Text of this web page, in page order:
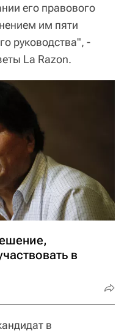
его правового
им пяти
руководства", -
La Razon.
в
в